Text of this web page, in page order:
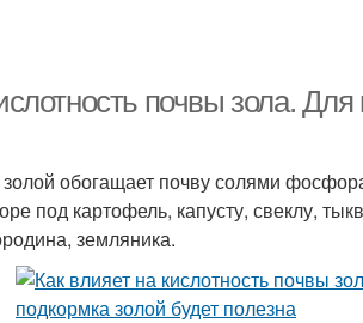
почвы зола.
обогащает почву солями
под картофель, капусту, свеклу,
земляника.